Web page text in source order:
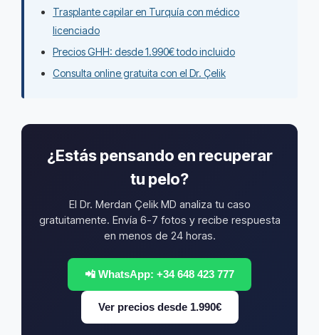
Trasplante capilar en Turquía con médico
licenciado
Precios GHH: desde 1.990€ todo incluido
Consulta online gratuita con el Dr. Çelik
¿Estás pensando en recuperar
tu pelo?
El Dr. Merdan Çelik MD analiza tu caso
gratuitamente. Envía 6-7 fotos y recibe respuesta
en menos de 24 horas.
📲 WhatsApp: +34 648 423 777
Ver precios desde 1.990€